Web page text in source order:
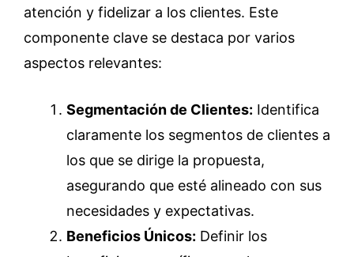
atención y fidelizar a los clientes. Este
componente clave se destaca por varios
aspectos relevantes:
Segmentación de Clientes: Identifica
claramente los segmentos de clientes a
los que se dirige la propuesta,
asegurando que esté alineado con sus
necesidades y expectativas.
Beneficios Únicos: Definir los